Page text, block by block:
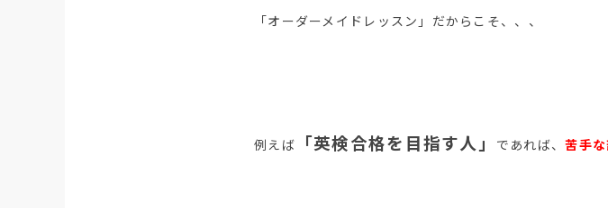
「オーダーメイドレッスン」だからこそ、、、
例えば 「英検合格を目指す人」 であれば、苦手